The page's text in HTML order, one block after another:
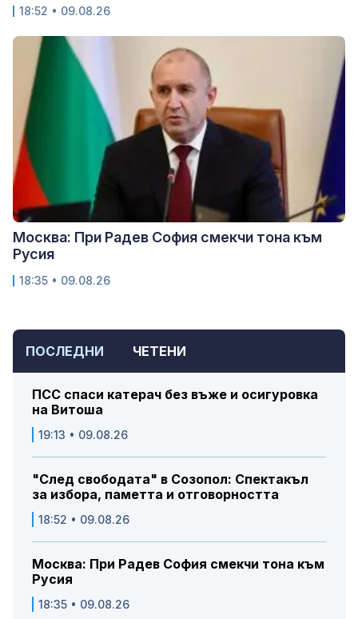
ПОСЛЕДНИ ЧЕТЕНИ
ПСС спаси катерач без въже и осигуровка
на Витоша
19:13 • 09.08.26
"След свободата" в Созопол: Спектакъл
за избора, паметта и отговорността
18:52 • 09.08.26
Москва: При Радев София смекчи тона към
Русия
18:35 • 09.08.26
18:52 • 09.08.26
Москва: При Радев София смекчи тона към
Русия
18:35 • 09.08.26